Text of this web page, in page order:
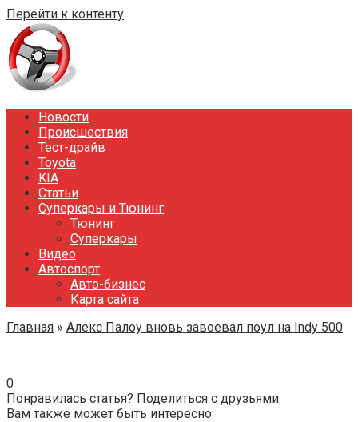
Перейти к контенту
Новости
Происшествия
Тест-драйв
Toyota
KIA
Статьи
Суперкары и Тюнинг
Тюнинг
Суперкары
Видео
Автоспорт
Авто-бизнес
Карта сайта
Главная » Алекс Палоу вновь завоевал поул на Indy 500
0
Понравилась статья? Поделиться с друзьями:
Вам также может быть интересно